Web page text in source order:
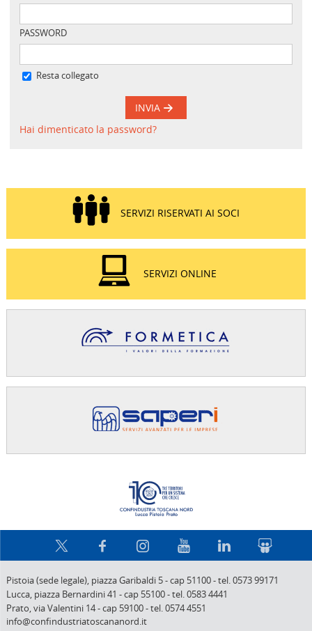
PASSWORD
Resta collegato
INVIA
Hai dimenticato la password?
SERVIZI RISERVATI AI SOCI
SERVIZI ONLINE
Pistoia (sede legale), piazza Garibaldi 5-cap 51100-tel. 0573 99171
Lucca, piazza Bernardini 41 -cap 55100-tel. 0583 4441
Prato,via Valentini 14-cap 59100-tel. 0574 4551
info@confindustriatoscananord.it